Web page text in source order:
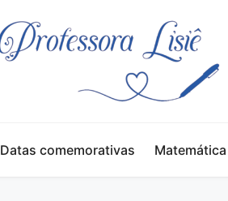
Datas comemorativas Matemática